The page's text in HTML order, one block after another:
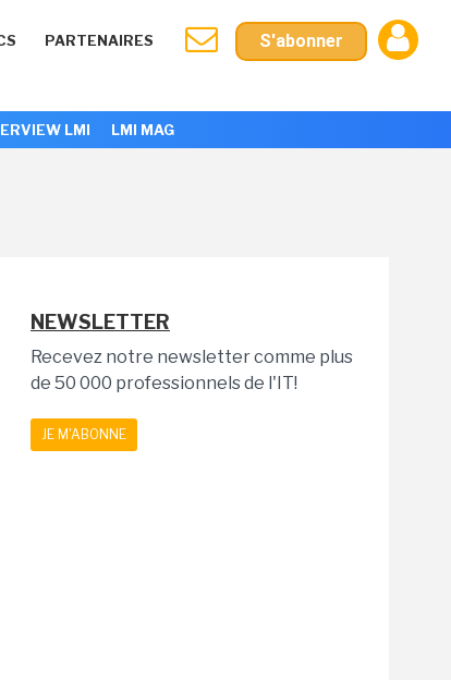
PARTENAIRES S'abonner
LMI LMI MAG
NEWSLETTER
Recevez notre newsletter comme plus
de 50 000 professionnels de l'IT!
JE M'ABONNE